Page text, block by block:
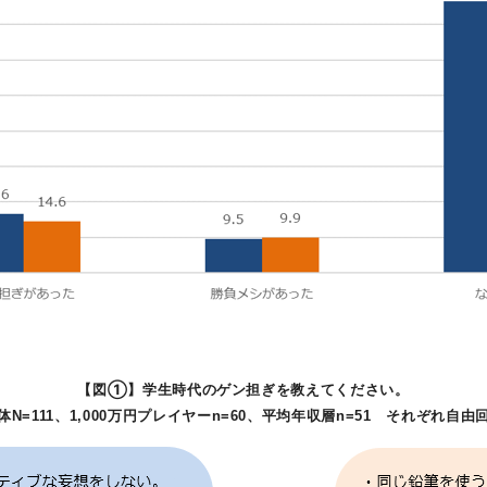
【図①】学生時代のゲン担ぎを教えてください。
N=111、1,000万円プレイヤーn=60、平均年収層n=51 それぞれ自由